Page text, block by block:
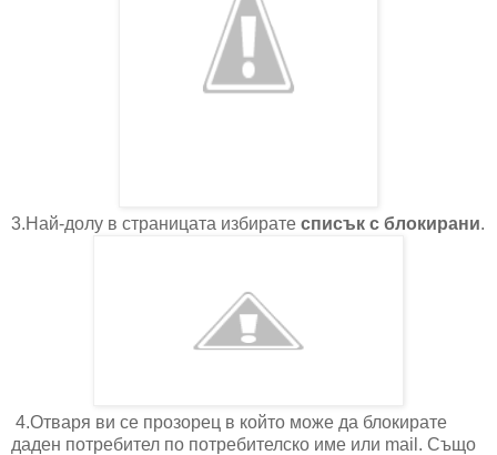
3.Най-долу в страницата избирате списък с блокирани.
4.Отваря ви се прозорец в който може да блокирате
даден потребител по потребителско име или mail. Също